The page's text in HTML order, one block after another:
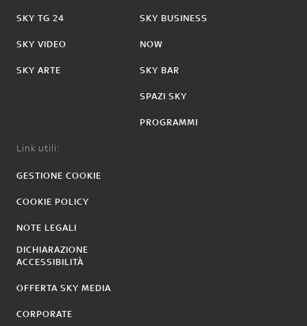
SKY TG 24
SKY VIDEO
SKY ARTE
SKY BUSINESS
NOW
SKY BAR
SPAZI SKY
PROGRAMMI
Link utili:
GESTIONE COOKIE
COOKIE POLICY
NOTE LEGALI
DICHIARAZIONE
ACCESSIBILITÀ
OFFERTA SKY MEDIA
CORPORATE